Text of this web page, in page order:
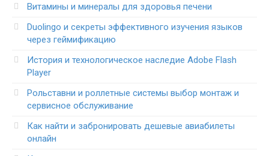
Витамины и минералы для здоровья печени
Duolingo и секреты эффективного изучения языков
через геймификацию
История и технологическое наследие Adobe Flash
Player
Рольставни и роллетные системы выбор монтаж и
сервисное обслуживание
Как найти и забронировать дешевые авиабилеты
онлайн